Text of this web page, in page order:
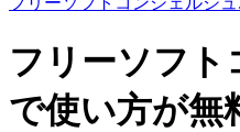
フリーソフト
で使い方が無